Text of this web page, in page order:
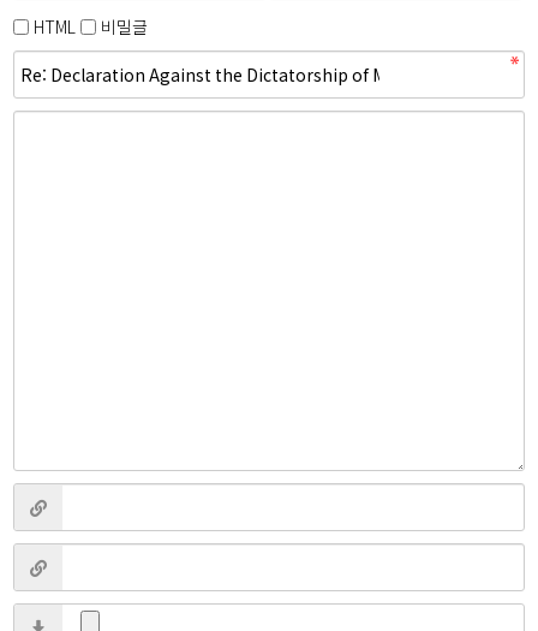
HTML 비밀글